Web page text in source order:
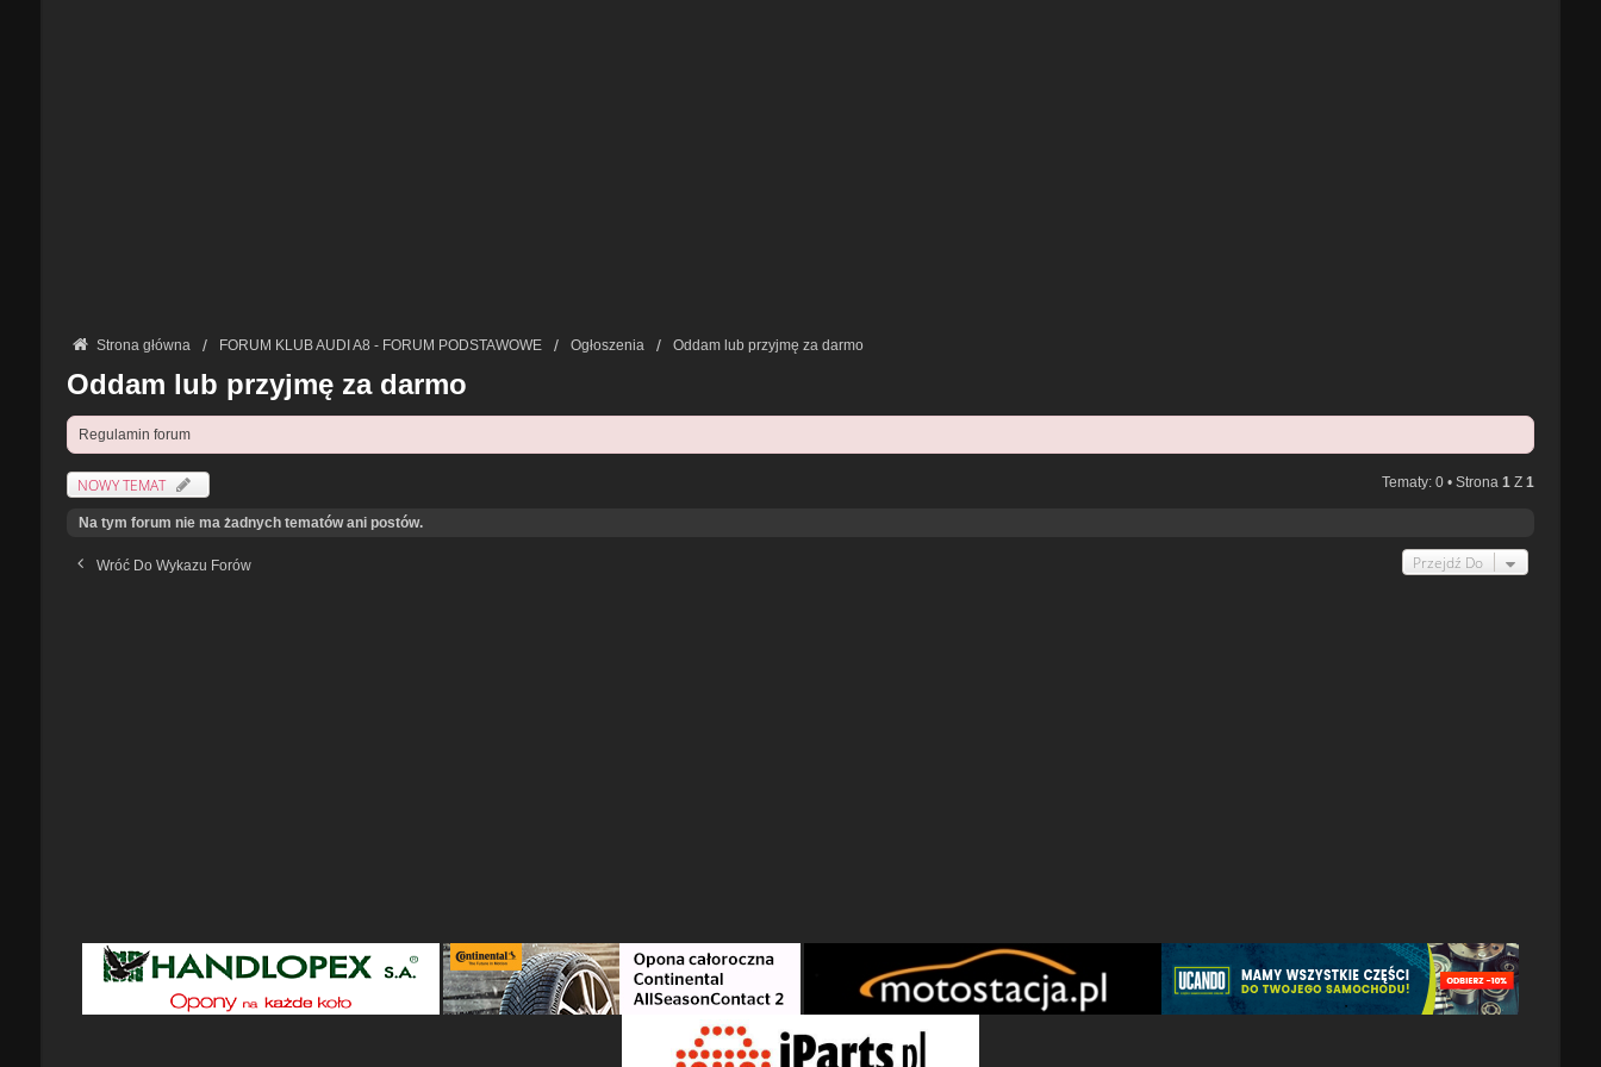
Strona główna FORUM KLUB AUDI A8 - FORUM PODSTAWOWE Ogłoszenia Oddam lub przyjmę za darmo
Oddam lub przyjmę za darmo
Regulamin forum
NOWY TEMAT Tematy: 0 • Strona1 Z1
Na tym forum nie ma żadnych tematów ani postów.
Wróć Do Wykazu Forów Przejdź Do